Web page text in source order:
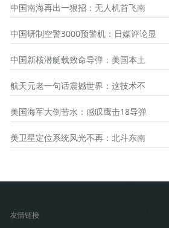
中国南海再出一狠招：无人机首飞南
中国研制空警3000预警机：日媒评论显
中国新核潜艇载致命导弹：美国本土
航天元老一句话震撼世界：这技术不
美国海军大倒苦水：感叹鹰击18导弹
美卫星定位系统风光不再：北斗东南
友情链接